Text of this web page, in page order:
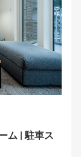
ム | 駐車ス